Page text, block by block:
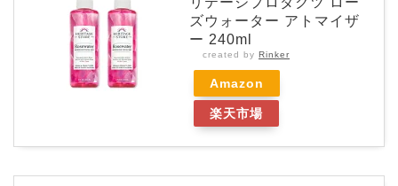
ズウォーター アトマイザ
ー 240ml
created by Rinker
Amazon
楽天市場